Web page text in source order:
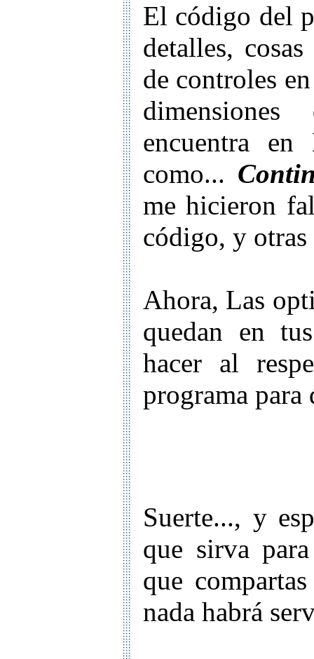
El código del
detalles,
de controles
encuentra
como...
me hicieron
código, y otras
Ahora, Las
quedan en
hacer al
programa para
Suerte..., y
que sirva
que
nada habrá